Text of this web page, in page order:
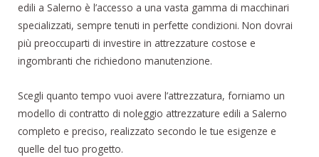
edili a Salerno è l’accesso a una vasta gamma di macchinari
specializzati, sempre tenuti in perfette condizioni. Non dovrai
più preoccuparti di investire in attrezzature costose e
ingombranti che richiedono manutenzione.
Scegli quanto tempo vuoi avere l’attrezzatura, forniamo un
modello di contratto di noleggio attrezzature edili a Salerno
completo e preciso, realizzato secondo le tue esigenze e
quelle del tuo progetto.